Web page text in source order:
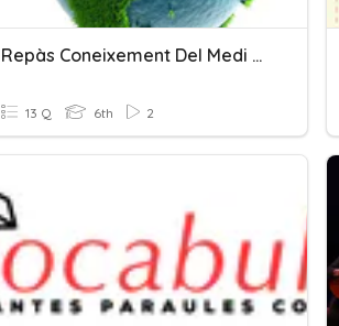
Repàs Coneixement Del Medi SA2
13 Q 6th 2